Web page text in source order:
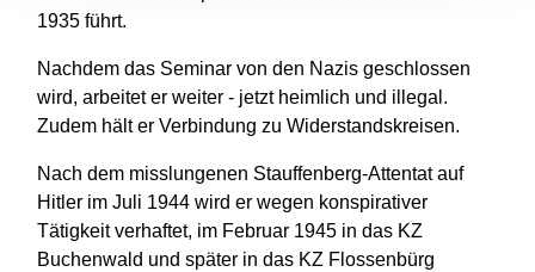
1935 führt.
Nachdem das Seminar von den Nazis geschlossen
wird, arbeitet er weiter - jetzt heimlich und illegal.
Zudem hält er Verbindung zu Widerstandskreisen.
Nach dem misslungenen Stauffenberg-Attentat auf
Hitler im Juli 1944 wird er wegen konspirativer
Tätigkeit verhaftet, im Februar 1945 in das KZ
Buchenwald und später in das KZ Flossenbürg